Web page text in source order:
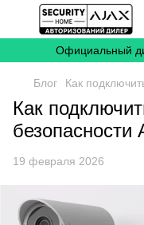
Официальный
Блог Как
Как
безопасности
19 февраля 2026